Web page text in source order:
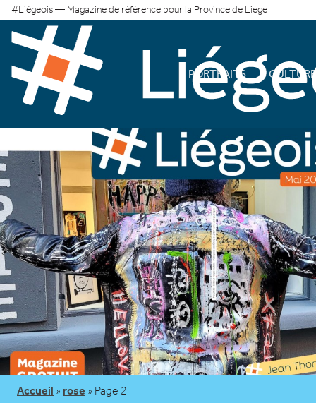
#Liégeois — Magazine de référence pour la Province de Liège
PORTRAITS CULTURE
Accueil » rose » Page 2